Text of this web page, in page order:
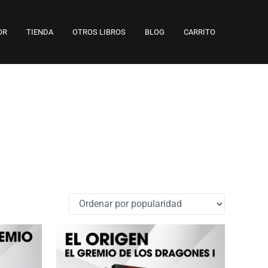
TIENDA OTROS LIBROS BLOG CARRITO